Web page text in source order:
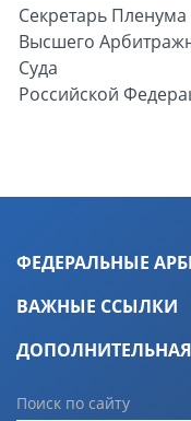
Секретарь Пленума
Высшего
Суда
Российской
ФЕДЕРАЛЬНЫЕ
ВАЖНЫЕ ССЫЛКИ
Поиск по сайту